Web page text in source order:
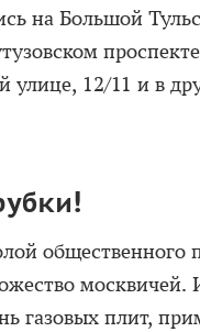
на Большой
улице, 12/11 и в
общественного
газовых плит,